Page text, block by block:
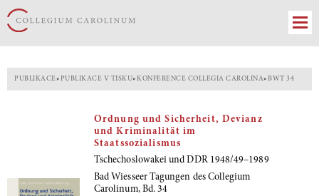
PUBLIKACE» PUBLIKACE V TISKU» KONFERENCE COLLEGIA CAROLINA» BWT 34
Ordnung und Sicherheit, Devianz
und Kriminalität im
Staatssozialismus
Tschechoslowakei und DDR 1948/49–1989
Bad Wiesseer Tagungen des Collegium
Carolinum, Bd. 34